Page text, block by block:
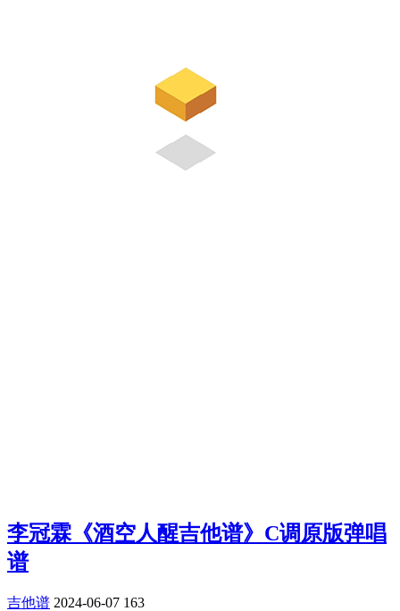
李冠霖《酒空人醒吉他谱》C调原版弹唱
谱
吉他谱 2024-06-07 163